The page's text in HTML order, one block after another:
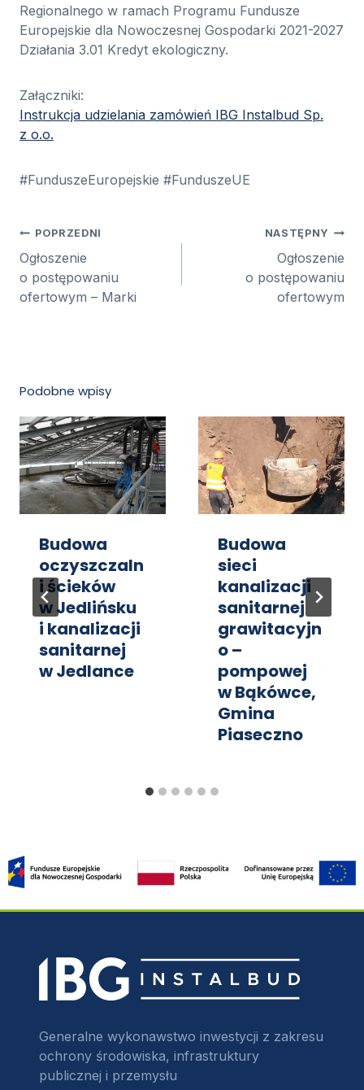
Regionalnego w ramach Programu Fundusze
Europejskie dla Nowoczesnej Gospodarki 2021-2027
Działania 3.01 Kredyt ekologiczny.
Załączniki:
Instrukcja udzielania zamówień IBG Instalbud Sp.
z o.o.
#FunduszeEuropejskie #FunduszeUE
Nawigacja
wpisu
POPRZEDNI
Ogłoszenie
o postępowaniu
ofertowym – Marki
NASTĘPNY
Ogłoszenie
o postępowaniu
ofertowym
Podobne wpisy
Budowa
oczyszczaln
i ścieków
w Jedlińsku
i kanalizacji
sanitarnej
w Jedlance
Budowa
sieci
kanalizacji
sanitarnej
grawitacyjn
o –
pompowej
w Bąkówce,
Gmina
Piaseczno
Generalne wykonawstwo inwestycji z zakresu
ochrony środowiska, infrastruktury
publicznej i przemysłu